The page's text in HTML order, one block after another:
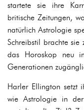
startete sie ihre
britische Zeitungen,
natürlich Astrologie
Schreibstil brachte sie
das Horoskop neu
Generationen
Harler Ellington setzt
wie Astrologie in